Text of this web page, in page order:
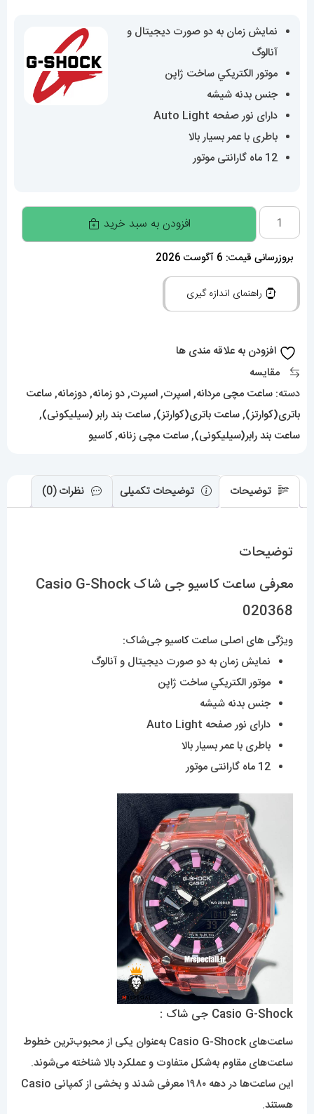
نمایش زمان به دو صورت دیجیتال و
آنالوگ
موتور الکتريکي ساخت ژاپن
جنس بدنه شیشه
دارای نور صفحه Auto Light
باطری با عمر بسیار بالا
12 ماه گارانتی موتور
ساعت
کاسیو
جی
شاک
Casio
Shock
020368
افزودن به سبد خرید
بروزرسانی قیمت: 6 آگوست 2026
راهنمای اندازه گیری
افزودن به علاقه مندی ها
مقایسه
دسته: ساعت مچی مردانه,اسپرت,اسپرت,دو زمانه,دوزمانه,ساعت
باتری(کوارتز),ساعت باتری(کوارتز),ساعت بند رابر (سیلیکونی),
ساعت بند رابر(سیلیکونی),ساعت مچی زنانه,کاسیو
توضیحات توضیحات تکمیلی نظرات (0)
توضیحات
معرفی ساعت کاسیو جی شاک Casio G-Shock
020368
ویژگی های اصلی ساعتکاسیو جی‌شاک:
نمایش زمان به دو صورت دیجیتال و آنالوگ
موتور الکتريکي ساخت ژاپن
جنس بدنه شیشه
دارای نور صفحه Auto Light
باطری با عمر بسیار بالا
12 ماه گارانتی موتور
Casio G-Shock جی شاک :
ساعت‌های Casio G-Shock به‌عنوان یکی از محبوب‌ترین خطوط
ساعت‌های مقاوم به‌شکل متفاوت و عملکرد بالا شناخته می‌شوند.
این ساعت‌ها در دهه ۱۹۸۰ معرفی شدند و بخشی از کمپانی Casio
هستند.